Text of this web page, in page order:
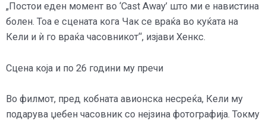
„Постои еден момент во ‘Cast Away’ што ми е навистина
болен. Тоа е сцената кога Чак се враќа во куќата на
Кели и ѝ го враќа часовникот“, изјави Хенкс.
Сцена која и по 26 години му пречи
Во филмот, пред кобната авионска несреќа, Кели му
подарува џебен часовник со нејзина фотографија. Токму